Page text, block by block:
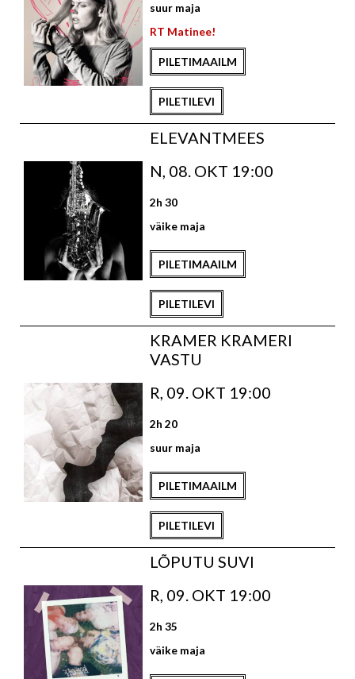
suur maja
RT Matinee!
PILETIMAAILM
PILETILEVI
ELEVANTMEES
N, 08. OKT 19:00
2h 30
väike maja
PILETIMAAILM
PILETILEVI
KRAMER KRAMERI
VASTU
R, 09. OKT 19:00
2h 20
suur maja
PILETIMAAILM
PILETILEVI
LÕPUTU SUVI
R, 09. OKT 19:00
2h 35
väike maja